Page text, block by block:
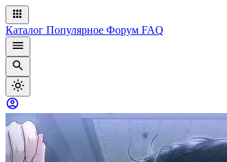
Каталог Популярное Форум FAQ